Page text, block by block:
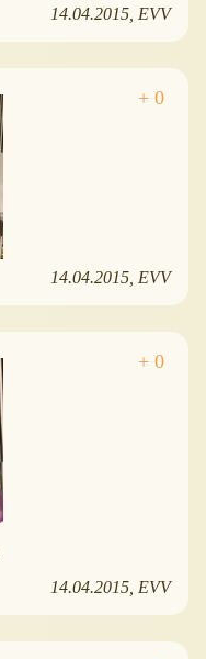
14.04.2015 EVV
14.04.2015 EVV
14.04.2015 EVV